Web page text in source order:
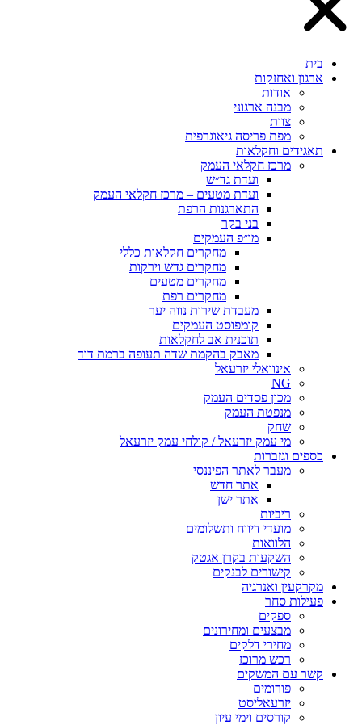
בית
ארגון ואחזקות
אודות
מבנה ארגוני
צוות
מפת פריסה גיאוגרפית
תאגידים וחקלאות
מרכז חקלאי העמק
ועדת גד״ש
ועדת מטעים – מרכז חקלאי העמק
התארגנות הרפת
בני בקר
מו״פ העמקים
מחקרים חקלאות כללי
מחקרים גדש וירקות
מחקרים מטעים
מחקרים רפת
מעבדת שירות נווה יער
קומפוסט העמקים
תוכנית אב לחקלאות
מאבק בהקמת שדה תעופה ברמת דוד
אינוואלי יזרעאל
NG
מכון פסדים העמק
מנפטת העמק
שחק
מי עמק יזרעאל / קולחי עמק יזרעאל
כספים וגזברות
מעבר לאתר הפיננסי
אתר חדש
אתר ישן
ריביות
מועדי דיווח ותשלומים
הלוואות
השקעות בקרן אגטק
קישורים לבנקים
מקרקעין ואנרגיה
פעילות סחר
ספקים
מבצעים ומחירונים
מחירי דלקים
רכש מרוכז
קשר עם המשקים
פורומים
יזרעאליסט
קורסים וימי עיון